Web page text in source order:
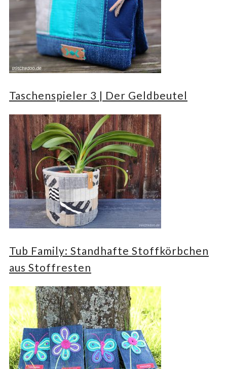
Taschenspieler 3 | Der Geldbeutel
Tub Family: Standhafte Stoffkörbchen
aus Stoffresten